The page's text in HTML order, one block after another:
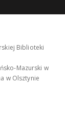
Biblioteki
Mazurski w
w Olsztynie